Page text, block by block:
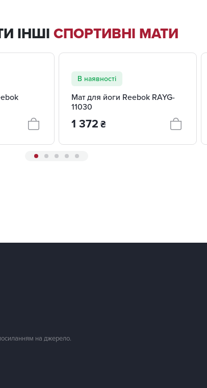
ІНШІСПОРТИВНІ МАТИ
+ 4 ВАРІАНТИ
В наявності
Мат для йоги Reebok RAYG-
11030
1 372₴
на джерело.